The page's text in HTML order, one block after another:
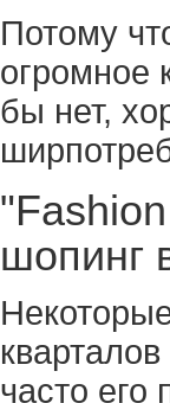
Потому
огромное
бы нет,
шопинг
часто его